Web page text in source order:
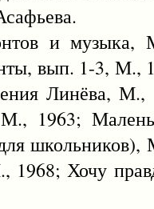
и музыка,
вып. 1-3, М.,
Линёва,
1963;
1968; Хочу